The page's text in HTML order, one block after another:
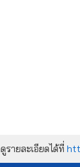
ายละเอียดได้ที่